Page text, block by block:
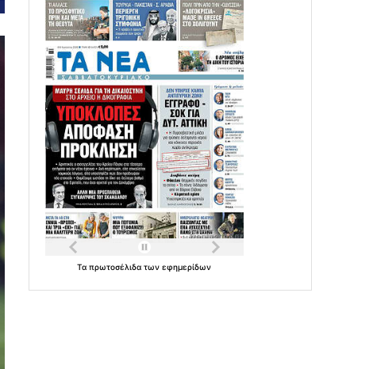
Ταπρωτοσέλιδατωνεφημερίδων